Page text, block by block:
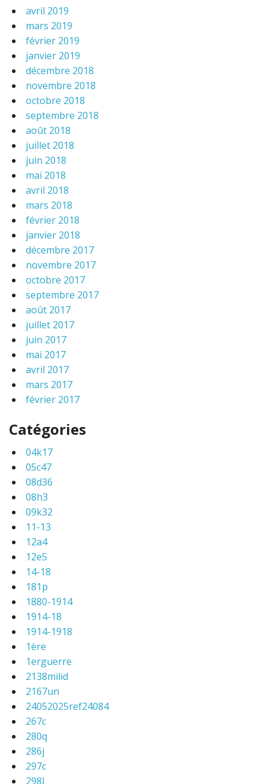
avril 2019
mars 2019
février 2019
janvier 2019
décembre 2018
novembre 2018
octobre 2018
septembre 2018
août 2018
juillet 2018
juin 2018
mai 2018
avril 2018
mars 2018
février 2018
janvier 2018
décembre 2017
novembre 2017
octobre 2017
septembre 2017
août 2017
juillet 2017
juin 2017
mai 2017
avril 2017
mars 2017
février 2017
Catégories
04k17
05c47
08d36
08h3
09k32
11-13
12a4
12e5
14-18
181p
1880-1914
1914-18
1914-1918
1ère
1erguerre
2138milid
2167un
24052025ref24084
267c
280q
286j
297c
298l